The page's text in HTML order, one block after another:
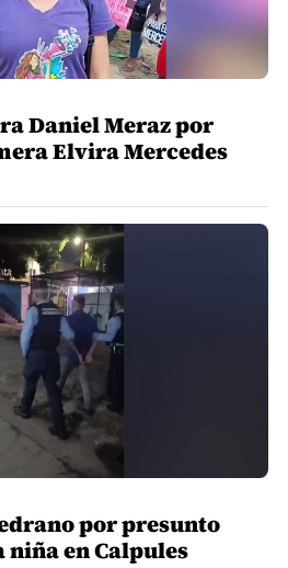
Daniel Meraz por
Elvira Mercedes
por presunto
en Calpules